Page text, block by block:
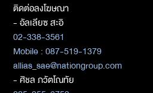
ติดต่อลงโฆษณา
- อัลเลียซ สะอิ
02-338-3561
Mobile : 087-519-1379
allias_sae@nationgroup.com
- ศิชล ภวัตโณทัย